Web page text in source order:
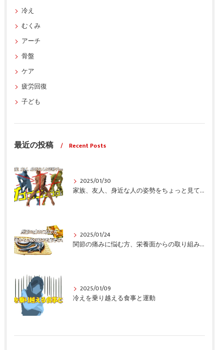
冷え
むくみ
アーチ
骨盤
ケア
疲労回復
子ども
最近の投稿 Recent Posts
2025/01/30
家族、友人、身近な人の姿勢をちょっと見てみませんか？
2025/01/24
関節の痛みに悩む方、栄養面からの取り組みも重要ですよ！
2025/01/09
冷えを乗り越える食事と運動